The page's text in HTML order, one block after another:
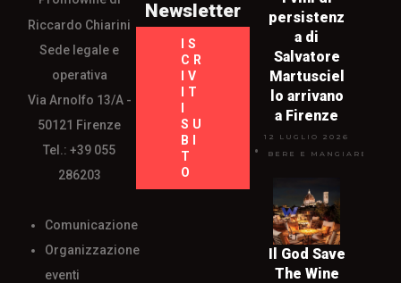
Riccardo Chiarini
Sede legale e
operativa
Via Arnolfo 13/A -
50121 Firenze
Tel.: +39 055
286203
Comunicazione
Organizzazione
eventi
Newsletter
IS
CR
IV
IT
SU
BI
T
O
persistenz
a di
Salvatore
Martusciel
lo arrivano
a Firenze
12 LUGLIO 2026
BERE E MANGIARE
Il God Save
The Wine